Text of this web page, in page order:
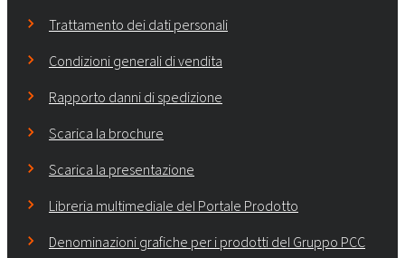
Trattamento dei dati personali
Condizioni generali di vendita
Rapporto danni di spedizione
Scarica la brochure
Scarica la presentazione
Libreria multimediale del Portale Prodotto
Denominazioni grafiche per i prodotti del Gruppo PCC